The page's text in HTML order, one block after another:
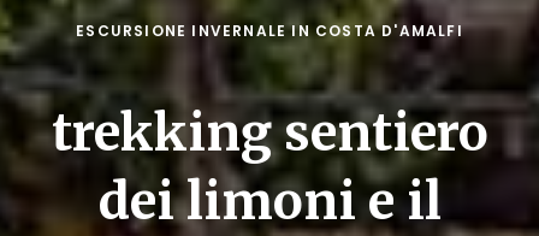
ESCURSIONE INVERNALE IN COSTA D'AMALFI
trekking sentiero
dei limoni e il